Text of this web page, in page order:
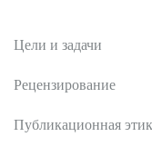
Цели и задачи
Рецензирование
Публикационная